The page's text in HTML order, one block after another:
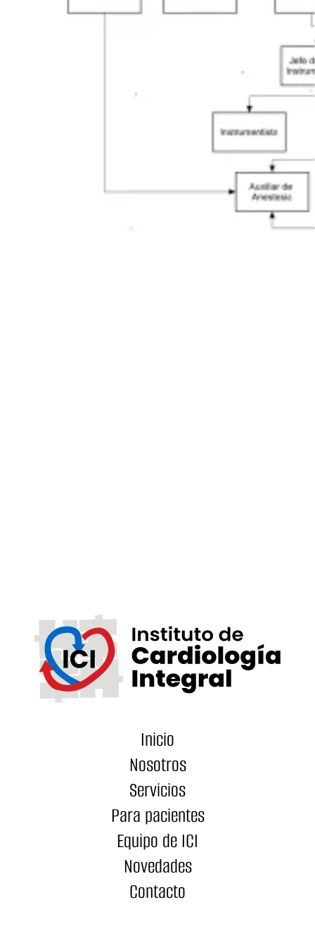
Inicio
Nosotros
Servicios
Para pacientes
Equipo de ICI
Novedades
Contacto